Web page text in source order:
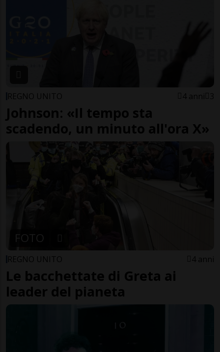
REGNO UNITO 4 anni 3
Johnson: «Il tempo sta
scadendo, un minuto all'ora X»
FOTO
REGNO UNITO 4 anni
Le bacchettate di Greta ai
leader del pianeta